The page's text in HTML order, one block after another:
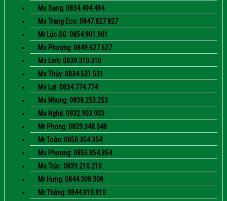
Ms Sang: 0834.494.494
Ms Trang Eco: 0847.827.827
Mr Lộc SG: 0854.901.901
Ms Phượng: 0849.627.627
Ms Linh: 0839.310.310
Ms Thúy: 0834.531.531
Ms Lợi: 0834.774.774
Ms Nhung: 0838.253.253
Ms Nghệ: 0932.903.903
Mr Phong: 0829.348.348
Mr Toàn: 0858.354.354
Ms Phương: 0855.854.854
Ms Trúc: 0839.210.210
Mr Hưng: 0844.308.308
Mr Thắng: 0844.810.810